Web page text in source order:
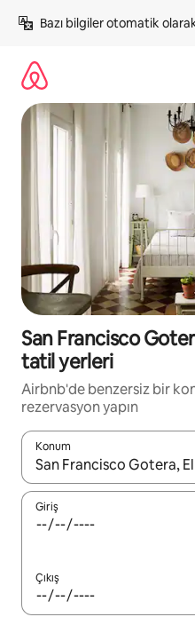
atla
Bazı bilgiler otomatik
San Francisco
tatil yerleri
Airbnb'de benzersiz bir
rezervasyon yapın
Konum
Sonuçlar kullanılabilir
Giriş
Çıkış